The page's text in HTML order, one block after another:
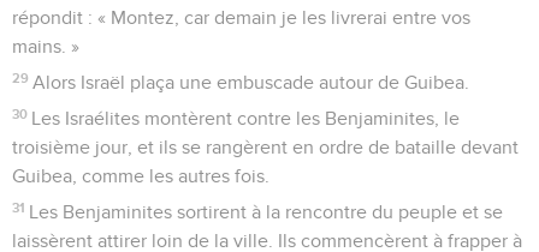
répondit : « Montez, car demain je les livrerai entre vos
mains. »
29 Alors Israël plaça une embuscade autour de Guibea.
30 Les Israélites montèrent contre les Benjaminites, le
troisième jour, et ils se rangèrent en ordre de bataille devant
Guibea, comme les autres fois.
31 Les Benjaminites sortirent à la rencontre du peuple et se
laissèrent attirer loin de la ville. Ils commencèrent à frapper à